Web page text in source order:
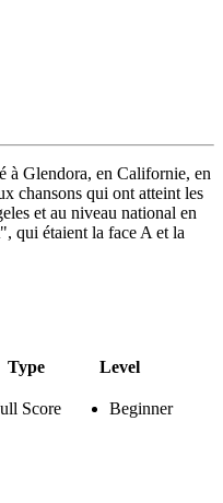
à Glendora, en Californie, en
chansons qui ont atteint les
et au niveau national en
qui étaient la face A et la
Type Level
Score Beginner